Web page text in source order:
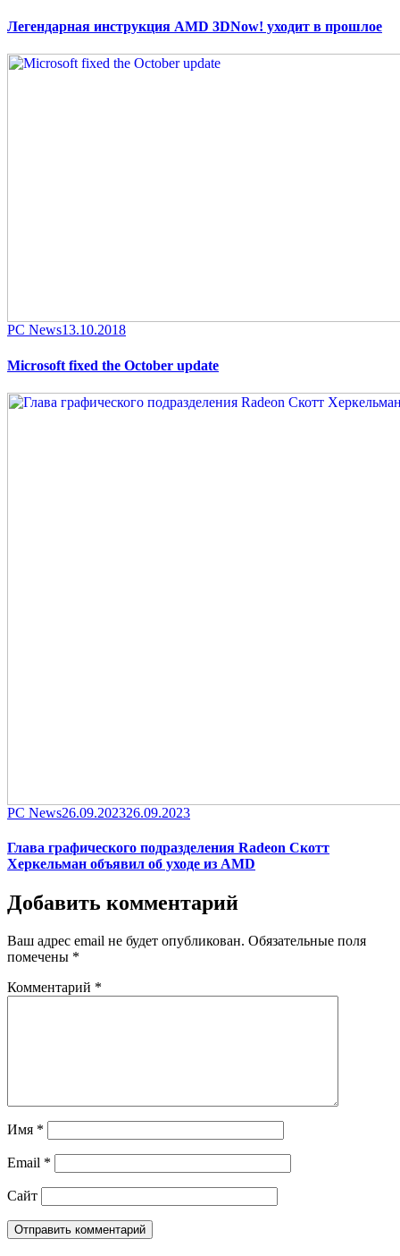
Легендарная инструкция AMD 3DNow! уходит в прошлое
Category
PC NewsPosted
13.10.2018
Microsoft fixed the October update
Category
PC NewsPosted
26.09.202326.09.2023
Глава графического подразделения Radeon Скотт
Херкельман объявил об уходе из AMD
Добавить комментарий
Ваш адрес email не будет опубликован. Обязательные поля
помечены *
Комментарий *
Имя *
Email *
Сайт